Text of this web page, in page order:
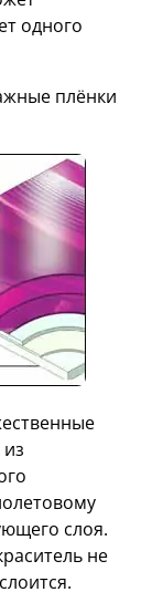
одного
плёнки
слоя.
не